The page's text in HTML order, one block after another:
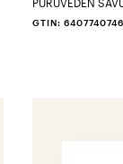
GTIN: